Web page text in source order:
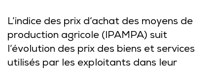
L’indice des prix d’achat des moyens de
production agricole (IPAMPA) suit
l’évolution des prix des biens et services
utilisés par les exploitants dans leur